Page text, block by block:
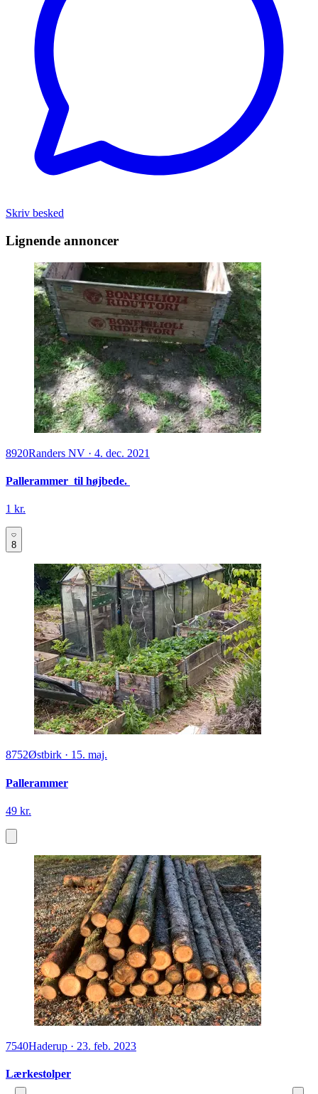
Skriv besked
Lignende annoncer
8920Randers NV · 4. dec. 2021
Pallerammer til højbede.
1 kr.
8
8752Østbirk · 15. maj.
Pallerammer
49 kr.
7540Haderup · 23. feb. 2023
Lærkestolper